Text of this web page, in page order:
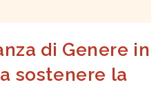
di Genere in
sostenere la